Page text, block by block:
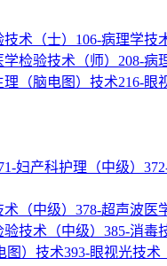
术（士） 106-病理学技
检验技术（师） 208-病
理（脑电图）技术216-眼
妇产科护理（中级）
（中级） 378-超声波医
技术（中级） 385-消毒
图）技术393-眼视光技术